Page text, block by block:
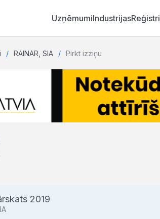
UzņēmumiIndustrijasReģistri
RAINAR, SIA Pirkt izziņu
2019